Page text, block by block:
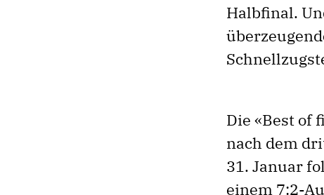
Halbfinal.
Die «Best of
nach dem
31. Januar
einem 7:2-